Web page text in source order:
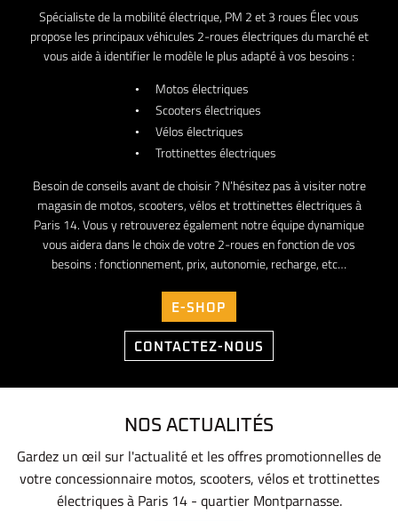
Spécialiste de la mobilité électrique, PM 2 et 3 roues Élec vous
propose les principaux véhicules 2-roues électriques du marché et
vous aide à identifier le modèle le plus adapté à vos besoins :
Motos électriques
Scooters électriques
Vélos électriques
Trottinettes électriques
Besoin de conseils avant de choisir ? N’hésitez pas à visiter notre
magasin de motos, scooters, vélos et trottinettes électriques à
Paris 14. Vous y retrouverez également notre équipe dynamique
vous aidera dans le choix de votre 2-roues en fonction de vos
besoins : fonctionnement, prix, autonomie, recharge, etc…
E-SHOP
CONTACTEZ-NOUS
NOS ACTUALITÉS
Gardez un œil sur l'actualité et les offres promotionnelles de
votre concessionnaire motos, scooters, vélos et trottinettes
électriques à Paris 14 - quartier Montparnasse.